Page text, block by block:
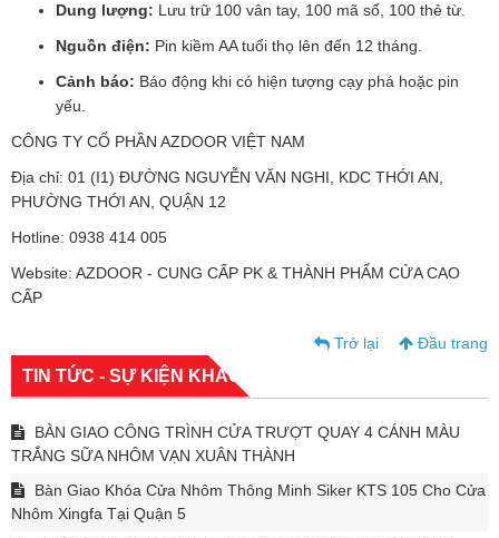
Dung lượng: Lưu trữ 100 vân tay, 100 mã số, 100 thẻ từ.
Nguồn điện: Pin kiềm AA tuổi thọ lên đến 12 tháng.
Cảnh báo: Báo động khi có hiện tượng cạy phá hoặc pin
yếu.
CÔNG TY CỔ PHẦN AZDOOR VIỆT NAM
Địa chỉ: 01 (I1) ĐƯỜNG NGUYỄN VĂN NGHI, KDC THỚI AN,
PHƯỜNG THỚI AN, QUẬN 12
Hotline: 0938 414 005
Website: AZDOOR - CUNG CẤP PK & THÀNH PHẨM CỬA CAO
CẤP
Trở lại Đầu trang
TIN TỨC - SỰ KIỆN KHÁC
BÀN GIAO CÔNG TRÌNH CỬA TRƯỢT QUAY 4 CÁNH MÀU
TRẮNG SỮA NHÔM VẠN XUÂN THÀNH
Bàn Giao Khóa Cửa Nhôm Thông Minh Siker KTS 105 Cho Cửa
Nhôm Xingfa Tại Quận 5